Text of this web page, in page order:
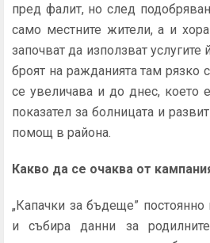
пред фалит, но след
само местните жители, а и
започват да използват
броят на ражданията там рязко
се увеличава и до днес, което
показател за болницата и
помощ в района.
Какво да се очаква от
„Капачки за бъдеще”
и събира данни за